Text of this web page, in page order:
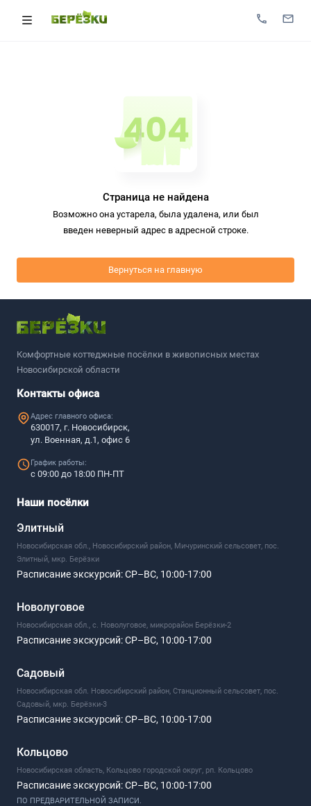
Страница не найдена
Возможно она устарела, была удалена, или был
введен неверный адрес в адресной строке.
Вернуться на главную
Комфортные коттеджные посёлки в живописных местах
Новосибирской области
Контакты офиса
Адрес главного офиса:
630017, г. Новосибирск,
ул. Военная, д.1, офис 6
График работы:
с 09:00 до 18:00 ПН-ПТ
Наши посёлки
Элитный
Новосибирская обл., Новосибирский район, Мичуринский сельсовет, пос.
Элитный, мкр. Берёзки
Расписание экскурсий:СР–ВС, 10:00-17:00
Новолуговое
Новосибирская обл., с. Новолуговое, микрорайон Берёзки-2
Расписание экскурсий:СР–ВС, 10:00-17:00
Садовый
Новосибирская обл. Новосибирский район, Станционный сельсовет, пос.
Садовый, мкр. Берёзки-3
Расписание экскурсий:СР–ВС, 10:00-17:00
Кольцово
Новосибирская область, Кольцово городской округ, рп. Кольцово
Расписание экскурсий:СР–ВС, 10:00-17:00
ПО ПРЕДВАРИТЕЛЬНОЙ ЗАПИСИ.